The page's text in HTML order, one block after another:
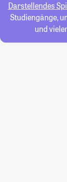
Darstellendes
Studiengänge,
und